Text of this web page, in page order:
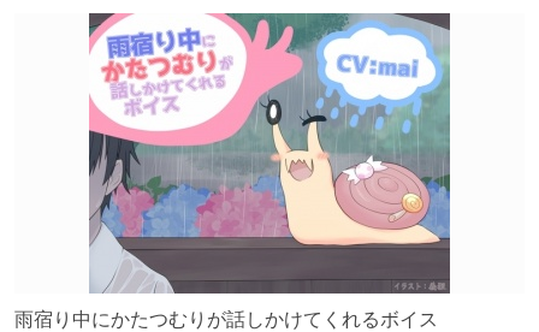
雨宿り中にかたつむりが話しかけてくれるボイス